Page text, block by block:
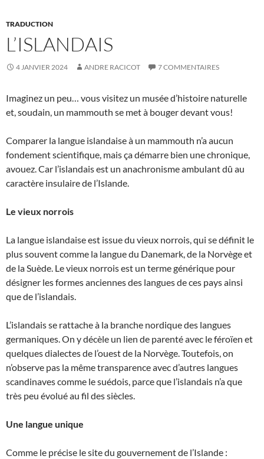
TRADUCTION
L’ISLANDAIS
4 JANVIER 2024 ANDRE RACICOT 7 COMMENTAIRES
Imaginez un peu… vous visitez un musée d’histoire naturelle
et, soudain, un mammouth se met à bouger devant vous!
Comparer la langue islandaise à un mammouth n’a aucun
fondement scientifique, mais ça démarre bien une chronique,
avouez. Car l’islandais est un anachronisme ambulant dû au
caractère insulaire de l’Islande.
Le vieux norrois
La langue islandaise est issue du vieux norrois, qui se définit le
plus souvent comme la langue du Danemark, de la Norvège et
de la Suède. Le vieux norrois est un terme générique pour
désigner les formes anciennes des langues de ces pays ainsi
que de l’islandais.
L’islandais se rattache à la branche nordique des langues
germaniques. On y décèle un lien de parenté avec le féroïen et
quelques dialectes de l’ouest de la Norvège. Toutefois, on
n’observe pas la même transparence avec d’autres langues
scandinaves comme le suédois, parce que l’islandais n’a que
très peu évolué au fil des siècles.
Une langue unique
Comme le précise le site du gouvernement de l’Islande :